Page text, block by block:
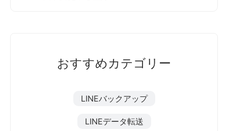
おすすめカテゴリー
LINEバックアップ
LINEデータ転送